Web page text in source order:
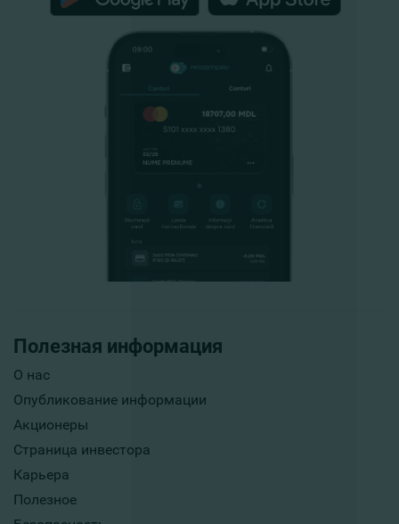
Полезная информация
О нас
Опубликование информации
Акционеры
Страница инвестора
Карьера
Полезное